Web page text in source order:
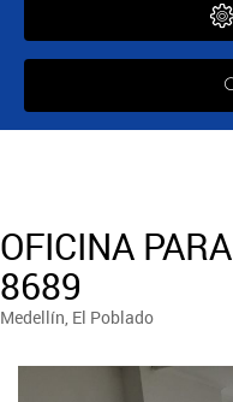
OFICINA
8689
Medellín, El Poblado